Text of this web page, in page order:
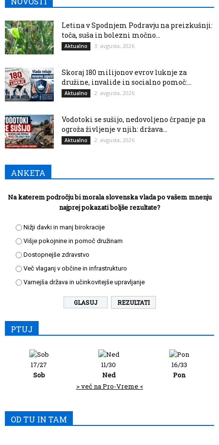
Letina v Spodnjem Podravju na preizkušnji:
toča, suša in bolezni močno...
Aktualno 3. avgusta, 2026
Skoraj 180 milijonov evrov luknje za
družine, invalide in socialno pomoč:...
Aktualno 2. avgusta, 2026
Vodotoki se sušijo, nedovoljeno črpanje pa
ogroža življenje v njih: država...
Aktualno 2. avgusta, 2026
ANKETA
Na katerem področju bi morala slovenska vlada po vašem mnenju
najprej pokazati boljše rezultate?
Nižji davki in manj birokracije
Višje pokojnine in pomoč družinam
Dostopnejše zdravstvo
Več vlaganj v občine in infrastrukturo
Varnejša država in učinkovitejše upravljanje
REZULTATI
PTUJ
17/27
Sob
11/30
Ned
16/33
Pon
> več na Pro-Vreme <
OD TU IN TAM